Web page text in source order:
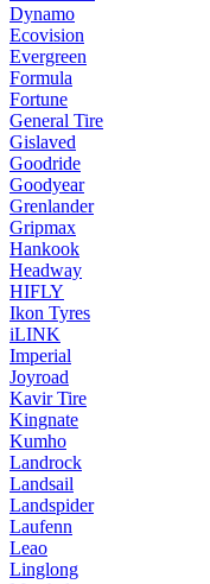
Dynamo
Ecovision
Evergreen
Formula
Fortune
General Tire
Gislaved
Goodride
Goodyear
Grenlander
Gripmax
Hankook
Headway
HIFLY
Ikon Tyres
iLINK
Imperial
Joyroad
Kavir Tire
Kingnate
Kumho
Landrock
Landsail
Landspider
Laufenn
Leao
Linglong